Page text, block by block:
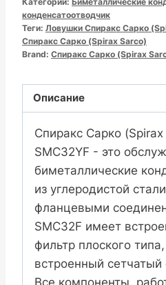
конденсатоотводчик
Теги: Ловушки Спиракс Сарко
Спиракс Сарко (Spirax Sarco)
Brand: Спиракс Сарко (Spirax
Описание
Спиракс Сарко
SMC32YF - это
биметаллические
из углеродистой
фланцевыми
SMC32F имеет
фильтр плоского
встроенный сетчатый
Все компоненты,